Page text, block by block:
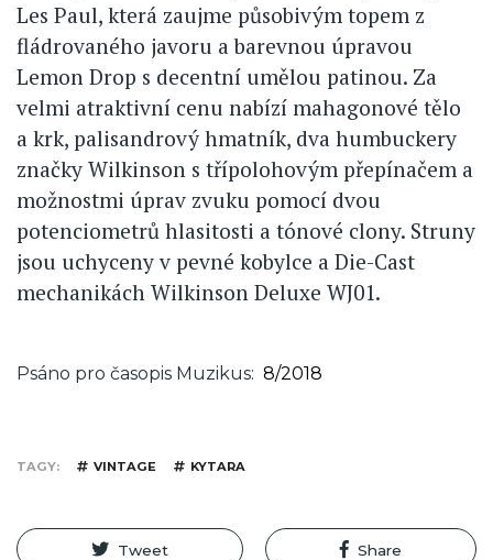
Les Paul, která zaujme působivým topem z
fládrovaného javoru a barevnou úpravou
Lemon Drop s decentní umělou patinou. Za
velmi atraktivní cenu nabízí mahagonové tělo
a krk, palisandrový hmatník, dva humbuckery
značky Wilkinson s třípolohovým přepínačem a
možnostmi úprav zvuku pomocí dvou
potenciometrů hlasitosti a tónové clony. Struny
jsou uchyceny v pevné kobylce a Die-Cast
mechanikách Wilkinson Deluxe WJ01.
Psáno pro časopis Muzikus 8/2018
TAGY VINTAGE KYTARA
Tweet Share